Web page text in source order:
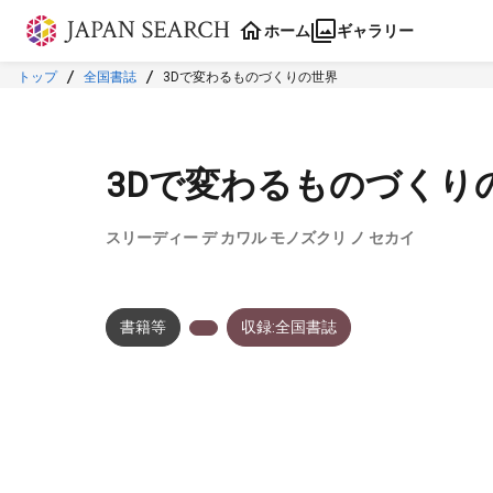
本文に飛ぶ
ホーム ギャラリー
トップ 全国書誌 3Dで変わるものづくりの世界
3Dで変わるものづくり
スリーディー デ カワル モノズクリ ノ セカイ
書籍等 収録:全国書誌